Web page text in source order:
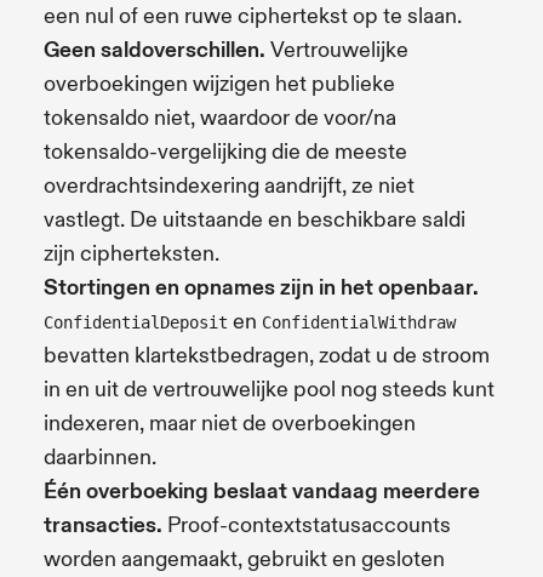
een nul of een ruwe ciphertekst op te slaan.
Geen saldoverschillen. Vertrouwelijke
overboekingen wijzigen het publieke
tokensaldo niet, waardoor de voor/na
tokensaldo-vergelijking die de meeste
overdrachtsindexering aandrijft, ze niet
vastlegt. De uitstaande en beschikbare saldi
zijn cipherteksten.
Stortingen en opnames zijn in het openbaar.
ConfidentialDeposit en ConfidentialWithdraw
bevatten klartekstbedragen, zodat u de stroom
in en uit de vertrouwelijke pool nog steeds kunt
indexeren, maar niet de overboekingen
daarbinnen.
Één overboeking beslaat vandaag meerdere
transacties. Proof-contextstatusaccounts
worden aangemaakt, gebruikt en gesloten